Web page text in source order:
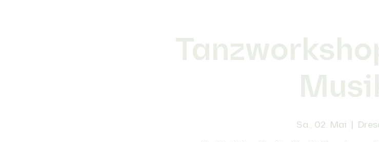
Sa., 02. Mai